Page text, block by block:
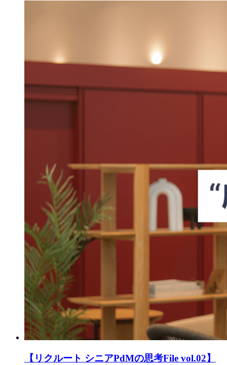
【リクルート シニアPdMの思考File vol.02】